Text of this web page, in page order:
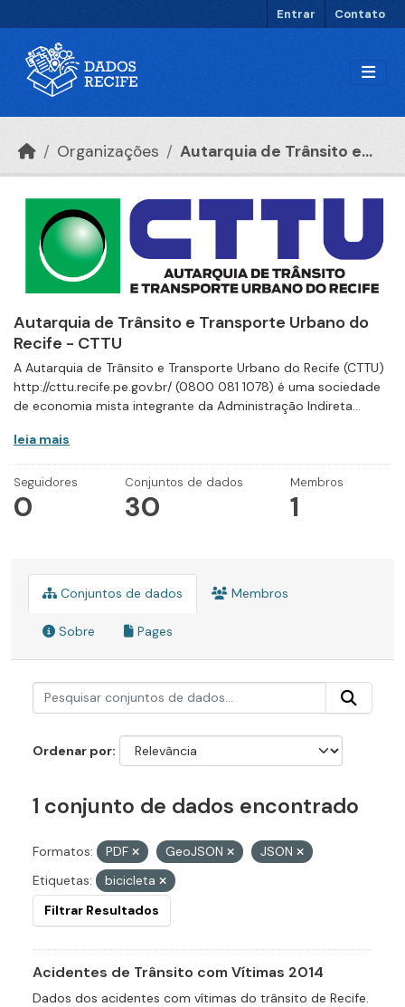
Entrar Contato
Organizações Autarquia de Trânsito e...
Autarquia de Trânsito e Transporte Urbano do
Recife - CTTU
A Autarquia de Trânsito e Transporte Urbano do Recife (CTTU)
http://cttu.recife.pe.gov.br/ (0800 081 1078) é uma sociedade
de economia mista integrante da Administração Indireta...
leia mais
Seguidores
0
Conjuntos de dados
30
Membros
1
Conjuntos de dados Membros
Sobre Pages
Ordenar por
1 conjunto de dados encontrado
Formatos: PDF GeoJSON
JSON
Etiquetas:
bicicleta
Filtrar Resultados
Acidentes de Trânsito com Vítimas 2014
Dados dos acidentes com vítimas do trânsito de Recife.